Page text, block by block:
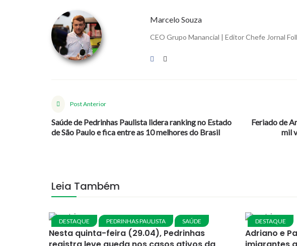
Marcelo Souza
CEO Grupo Manancial | Editor Chefe Jornal
Post Anterior
Saúde de Pedrinhas Paulista lidera ranking no Estado
de São Paulo e fica entre as 10 melhores do Brasil
Feriado de
mil
Leia Também
DESTAQUE PEDRINHAS PAULISTA SAÚDE
Nesta quinta-feira (29.04), Pedrinhas
DESTAQUE
Adriano e